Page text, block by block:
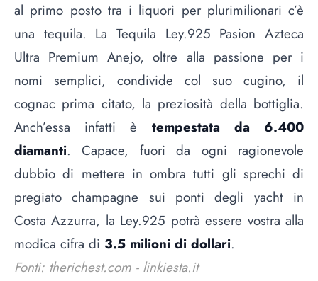
al primo posto tra i liquori per plurimilionari c’è
una tequila. La Tequila Ley.925 Pasion Azteca
Ultra Premium Anejo, oltre alla passione per i
nomi semplici, condivide col suo cugino, il
cognac prima citato, la preziosità della bottiglia.
Anch’essa infatti è tempestata da 6.400
diamanti. Capace, fuori da ogni ragionevole
dubbio di mettere in ombra tutti gli sprechi di
pregiato champagne sui ponti degli yacht in
Costa Azzurra, la Ley.925 potrà essere vostra alla
modica cifra di 3.5 milioni di dollari.
Fonti: therichest.com - linkiesta.it